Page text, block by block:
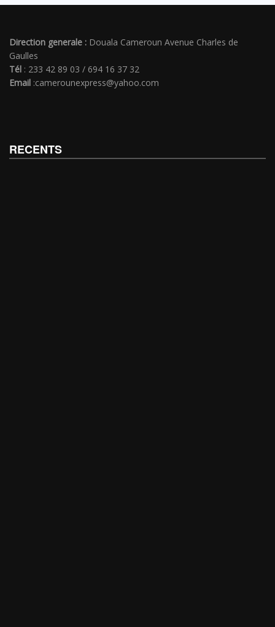
Direction generale : Douala Cameroun Avenue Charles de
Gaulles
Tél : 233 42 89 03 / 694 16 37 32
Email :camerounexpress@yahoo.com
RECENTS